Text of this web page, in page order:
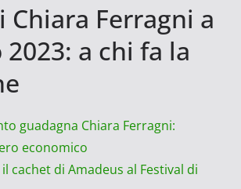
Chiara Ferragni a
a chi fa la
guadagna Chiara Ferragni:
economico
il cachet di Amadeus al Festival di